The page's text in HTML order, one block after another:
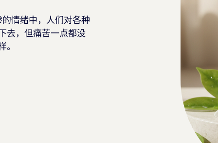
情绪中，人们对各种
去，但痛苦一点都没